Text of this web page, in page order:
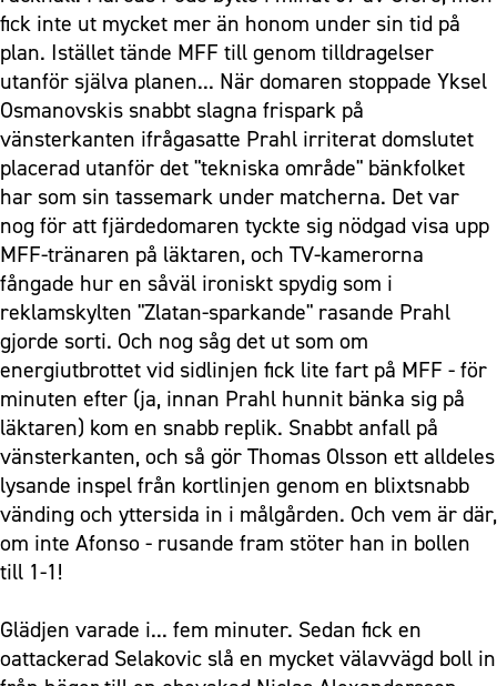
fick inte ut mycket mer än honom under sin tid på
plan. Istället tände MFF till genom tilldragelser
utanför själva planen... När domaren stoppade Yksel
Osmanovskis snabbt slagna frispark på
vänsterkanten ifrågasatte Prahl irriterat domslutet
placerad utanför det "tekniska område" bänkfolket
har som sin tassemark under matcherna. Det var
nog för att fjärdedomaren tyckte sig nödgad visa upp
MFF-tränaren på läktaren, och TV-kamerorna
fångade hur en såväl ironiskt spydig som i
reklamskylten "Zlatan-sparkande" rasande Prahl
gjorde sorti. Och nog såg det ut som om
energiutbrottet vid sidlinjen fick lite fart på MFF - för
minuten efter (ja, innan Prahl hunnit bänka sig på
läktaren) kom en snabb replik. Snabbt anfall på
vänsterkanten, och så gör Thomas Olsson ett alldeles
lysande inspel från kortlinjen genom en blixtsnabb
vänding och yttersida in i målgården. Och vem är där,
om inte Afonso - rusande fram stöter han in bollen
till 1-1!
Glädjen varade i... fem minuter. Sedan fick en
oattackerad Selakovic slå en mycket välavvägd boll in